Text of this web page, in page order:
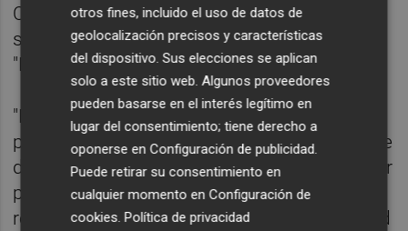
Casillas. Para el portavoz, esta subasta de
suelo para vivienda libre contradice la
"Estrategia Municipal de Vivienda 2030".
"El suelo público es la herramienta principal
para contener los precios y ampliar el parque
de vivienda. Subastar estas parcelas al mejor
postor, sin condiciones sociales ni
regímenes de protección, limita la capacidad
otros fines, incluido el uso de datos de
geolocalización precisos y características
del dispositivo. Sus elecciones se aplican
solo a este sitio web. Algunos proveedores
pueden basarse en el interés legítimo en
lugar del consentimiento; tiene derecho a
oponerse enConfiguración de publicidad
Puede retirar su consentimiento en
cualquier momento enConfiguración de
cookies .Política de privacidad